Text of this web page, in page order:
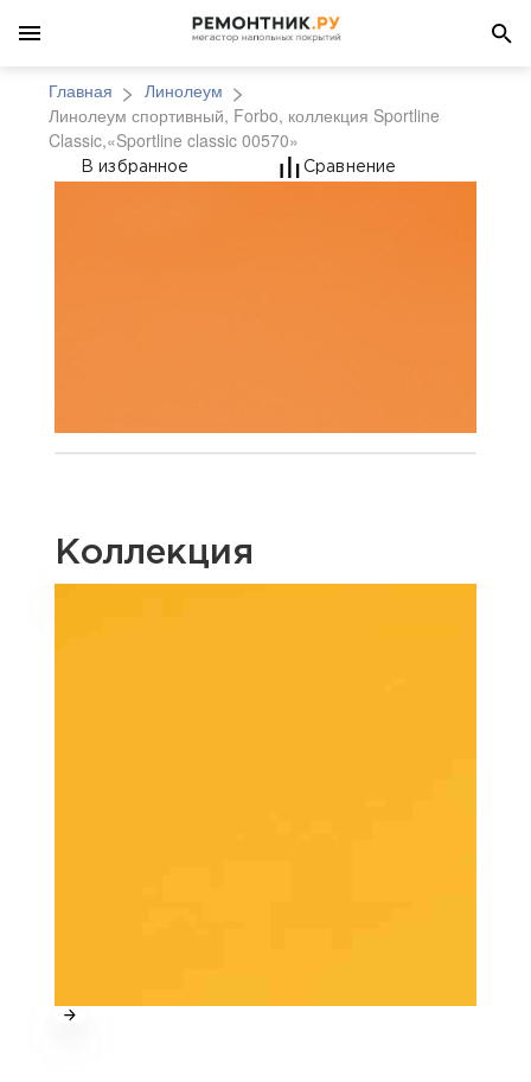
Главная
Линолеум
Линолеум спортивный, Forbo, коллекция Sportline
Classic,«Sportline classic 00570»
Линолеум
В избранное Сравнение
Коллекция